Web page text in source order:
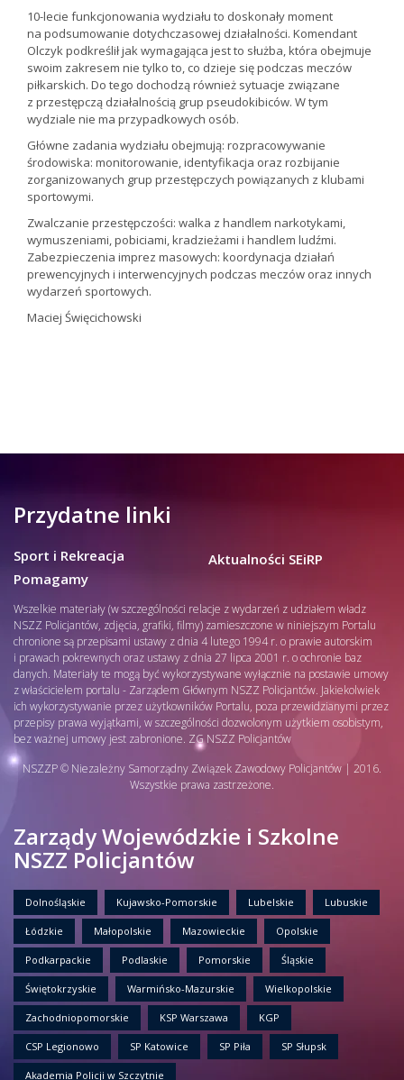
10-lecie funkcjonowania wydziału to doskonały moment
na podsumowanie dotychczasowej działalności. Komendant
Olczyk podkreślił jak wymagająca jest to służba, która obejmuje
swoim zakresem nie tylko to, co dzieje się podczas meczów
piłkarskich. Do tego dochodzą również sytuacje związane
z przestępczą działalnością grup pseudokibiców. W tym
wydziale nie ma przypadkowych osób.
Główne zadania wydziału obejmują: rozpracowywanie
środowiska: monitorowanie, identyfikacja oraz rozbijanie
zorganizowanych grup przestępczych powiązanych z klubami
sportowymi.
Zwalczanie przestępczości: walka z handlem narkotykami,
wymuszeniami, pobiciami, kradzieżami i handlem ludźmi.
Zabezpieczenia imprez masowych: koordynacja działań
prewencyjnych i interwencyjnych podczas meczów oraz innych
wydarzeń sportowych.
Maciej Święcichowski
Przydatne linki
Sport i Rekreacja
Pomagamy
Aktualności SEiRP
Wszelkie materiały (w szczególności relacje z wydarzeń z udziałem władz
NSZZ Policjantów, zdjęcia, grafiki, filmy) zamieszczone w niniejszym Portalu
chronione są przepisami ustawy z dnia 4 lutego 1994 r. o prawie autorskim
i prawach pokrewnych oraz ustawy z dnia 27 lipca 2001 r. o ochronie baz
danych. Materiały te mogą być wykorzystywane wyłącznie na postawie umowy
z właścicielem portalu - Zarządem Głównym NSZZ Policjantów. Jakiekolwiek
ich wykorzystywanie przez użytkowników Portalu, poza przewidzianymi przez
przepisy prawa wyjątkami, w szczególności dozwolonym użytkiem osobistym,
bez ważnej umowy jest zabronione. ZG NSZZ Policjantów
NSZZP © Niezależny Samorządny Związek Zawodowy Policjantów | 2016.
Wszystkie prawa zastrzeżone.
Zarządy Wojewódzkie i Szkolne
NSZZ Policjantów
Dolnośląskie Kujawsko-Pomorskie Lubelskie Lubuskie
Łódzkie Małopolskie Mazowieckie Opolskie
Podkarpackie Podlaskie Pomorskie Śląskie
Świętokrzyskie Warmińsko-Mazurskie Wielkopolskie
Zachodniopomorskie KSP Warszawa KGP
CSP Legionowo SP Katowice SP Piła SP Słupsk
Akademia Policji w Szczytnie